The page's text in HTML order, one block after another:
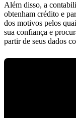
Além disso, a
obtenham crédito e
dos motivos pelos
sua confiança e
partir de seus dados